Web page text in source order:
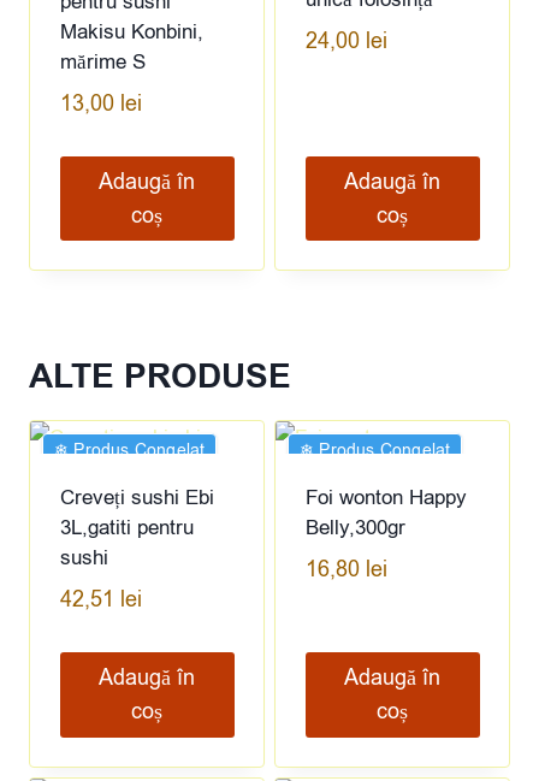
Makisu Konbini,
mărime S
13,00 lei
Adaugă în
coș
24,00 lei
Adaugă în
coș
ALTE PRODUSE
❄︎ Produs Congelat
Creveți sushi Ebi
3L,gatiti pentru
sushi
42,51 lei
Adaugă în
coș
❄︎ Produs Congelat
Foi wonton Happy
Belly,300gr
16,80 lei
Adaugă în
coș